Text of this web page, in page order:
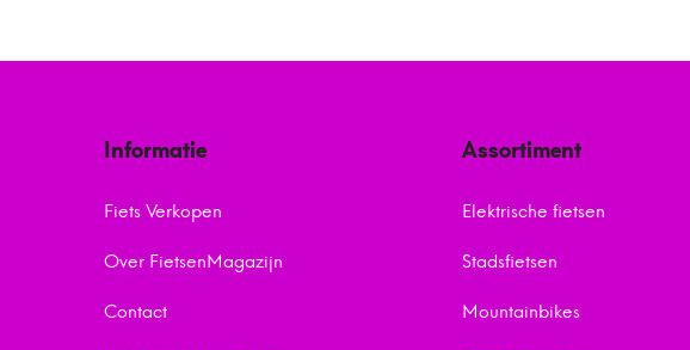
Informatie
Fiets Verkopen
Over FietsenMagazijn
Contact
Assortiment
Elektrische fietsen
Stadsfietsen
Mountainbikes